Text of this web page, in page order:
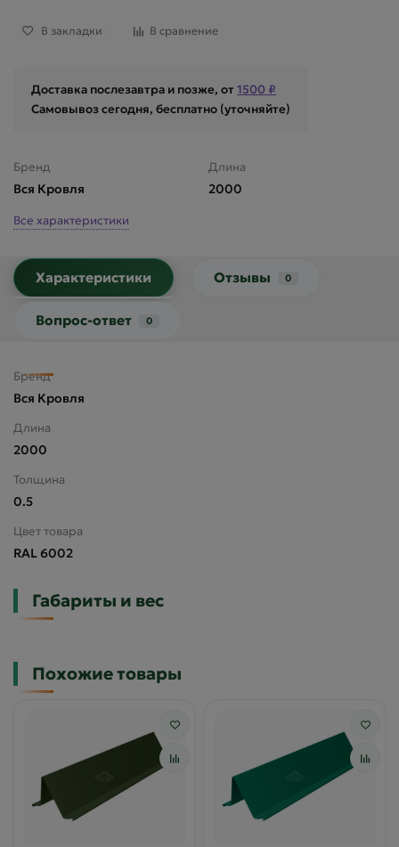
В закладки В сравнение
Доставка послезавтра и позже, от 1500 ₽
Самовывоз сегодня, бесплатно (уточняйте)
Бренд
Вся Кровля
Длина
2000
Все характеристики
Характеристики Отзывы 0
Вопрос-ответ 0
Бренд
Вся Кровля
Длина
2000
Толщина
0.5
Цвет товара
RAL 6002
Габариты и вес
Похожие товары